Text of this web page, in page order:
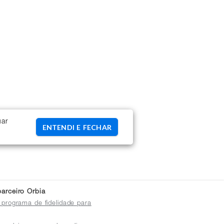
ENTENDI E FECHAR
Orbia
programa de fidelidade para